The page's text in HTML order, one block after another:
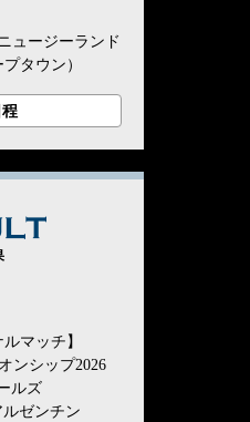
ュージーランド
タウン）
マッチ】
ンシップ2026
ルズ
ルゼンチン